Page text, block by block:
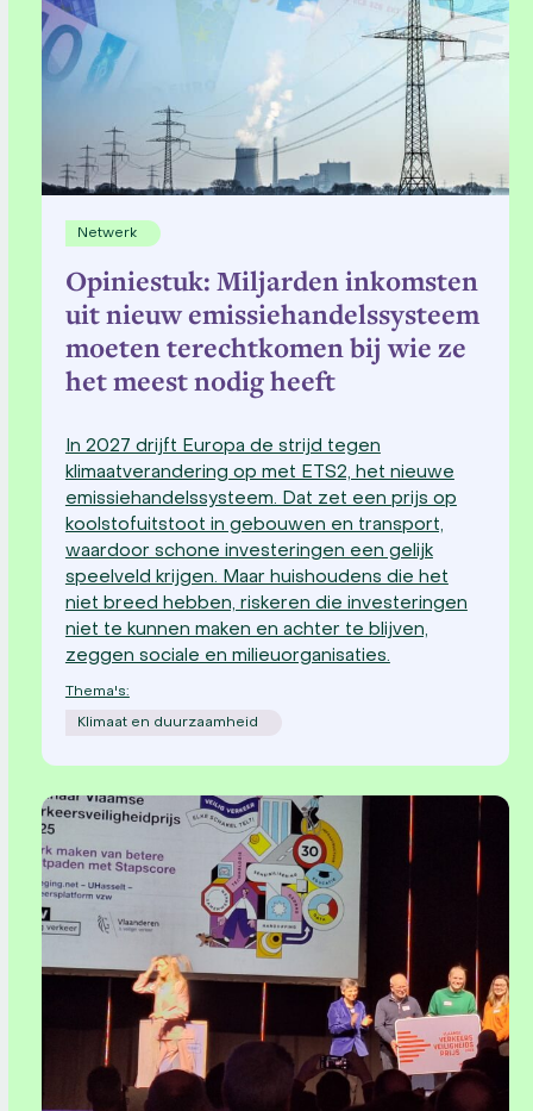
Netwerk
Opiniestuk: Miljarden inkomsten
uit nieuw emissiehandelssysteem
moeten terechtkomen bij wie ze
het meest nodig heeft
In 2027 drijft Europa de strijd tegen
klimaatverandering op met ETS2, het nieuwe
emissiehandelssysteem. Dat zet een prijs op
koolstofuitstoot in gebouwen en transport,
waardoor schone investeringen een gelijk
speelveld krijgen. Maar huishoudens die het
niet breed hebben, riskeren die investeringen
niet te kunnen maken en achter te blijven,
zeggen sociale en milieuorganisaties.
Thema's:
Klimaat en duurzaamheid